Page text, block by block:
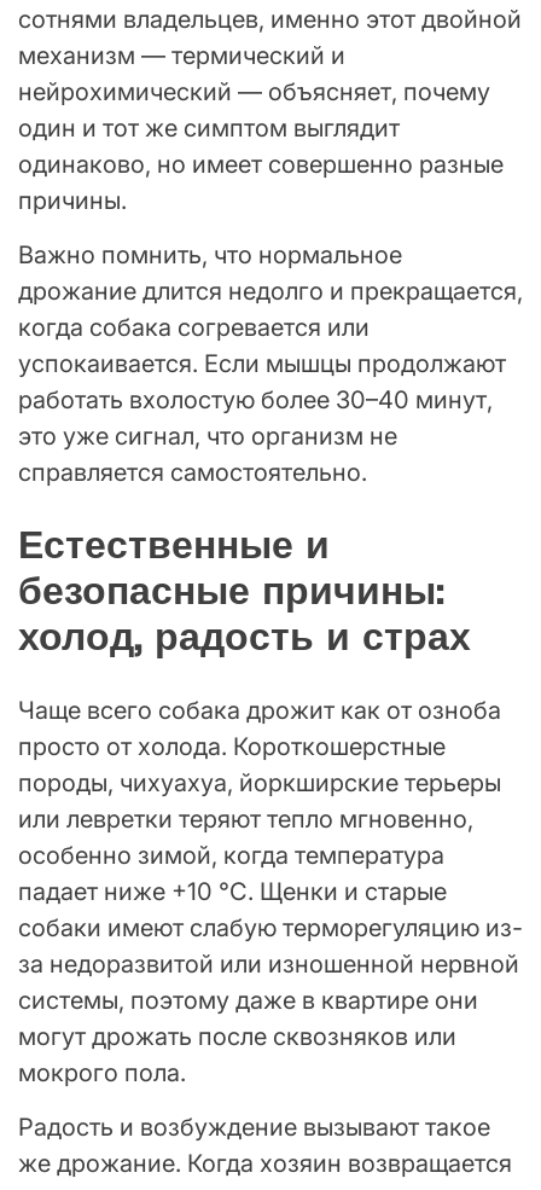
сотнями владельцев, именно этот двойной
механизм — термический и
нейрохимический — объясняет, почему
один и тот же симптом выглядит
одинаково, но имеет совершенно разные
причины.
Важно помнить, что нормальное
дрожание длится недолго и прекращается,
когда собака согревается или
успокаивается. Если мышцы продолжают
работать вхолостую более 30–40 минут,
это уже сигнал, что организм не
справляется самостоятельно.
Естественные и
безопасные причины:
холод, радость и страх
Чаще всего собака дрожит как от озноба
просто от холода. Короткошерстные
породы, чихуахуа, йоркширские терьеры
или левретки теряют тепло мгновенно,
особенно зимой, когда температура
падает ниже +10 °C. Щенки и старые
собаки имеют слабую терморегуляцию из-
за недоразвитой или изношенной нервной
системы, поэтому даже в квартире они
могут дрожать после сквозняков или
мокрого пола.
Радость и возбуждение вызывают такое
же дрожание. Когда хозяин возвращается